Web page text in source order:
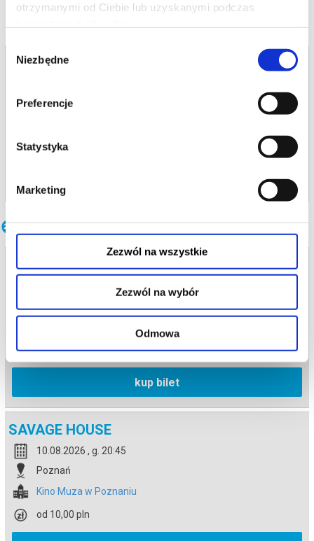
otrzymanymi od Ciebie lub uzyskanymi podczas
Wybór
zgody
Niezbędne
Preferencje
Statystyka
Marketing
Zezwól na wszystkie
Zezwól na wybór
Odmowa
Bilety na termin:
18.06.2026 , g. 19:00
Kino Muza w Poznaniu
Inne terminy
SAVAGE HOUSE
09.08.2026 , g. 18:45
Poznań
od 10,00 pln
kup bilet
SAVAGE HOUSE
10.08.2026 , g. 20:45
Poznań
Kino Muza w Poznaniu
od 10,00 pln